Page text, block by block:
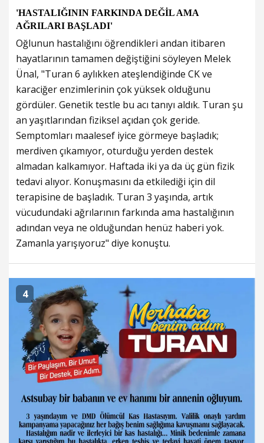
'HASTALIĞININ FARKINDA DEĞİL AMA
AĞRILARI BAŞLADI'
Oğlunun hastalığını öğrendikleri andan itibaren
hayatlarının tamamen değiştiğini söyleyen Melek
Ünal, "Turan 6 aylıkken ateşlendiğinde CK ve
karaciğer enzimlerinin çok yüksek olduğunu
gördüler. Genetik testle bu acı tanıyı aldık. Turan şu
an yaşıtlarından fiziksel açıdan çok geride.
Semptomları maalesef iyice görmeye başladık;
merdiven çıkamıyor, oturduğu yerden destek
almadan kalkamıyor. Haftada iki ya da üç gün fizik
tedavi alıyor. Konuşmasını da etkilediği için dil
terapisine de başladık. Turan 3 yaşında, artık
vücudundaki ağrılarının farkında ama hastalığının
adından veya ne olduğundan henüz haberi yok.
Zamanla yarışıyoruz" diye konuştu.
4